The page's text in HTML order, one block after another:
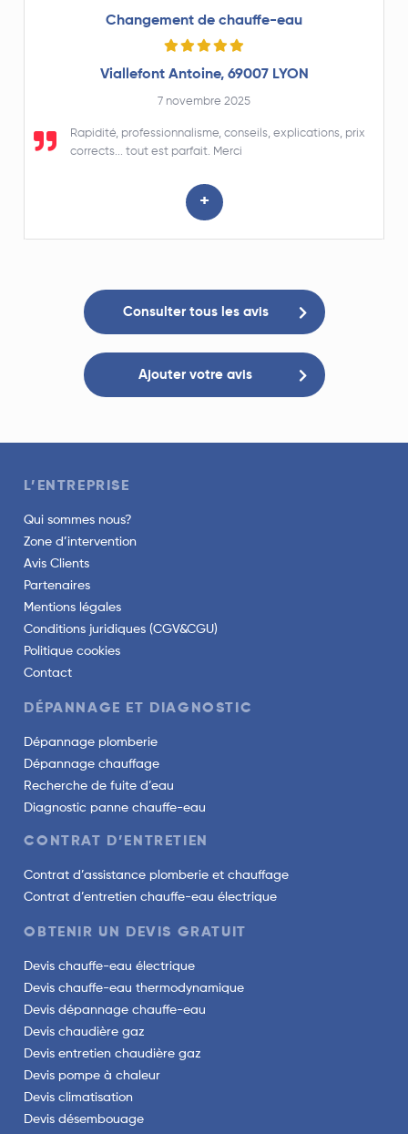
Changement de chauffe-eau
Viallefont Antoine, 69007 LYON
7 novembre 2025
Rapidité, professionnalisme, conseils, explications, prix
corrects... tout est parfait. Merci
+
Consulter tous les avis
Ajouter votre avis
L’ENTREPRISE
Qui sommes nous?
Zone d’intervention
Avis Clients
Partenaires
Mentions légales
Conditions juridiques (CGV&CGU)
Politique cookies
Contact
DÉPANNAGE ET DIAGNOSTIC
Dépannage plomberie
Dépannage chauffage
Recherche de fuite d’eau
Diagnostic panne chauffe-eau
CONTRAT D’ENTRETIEN
Contrat d’assistance plomberie et chauffage
Contrat d’entretien chauffe-eau électrique
OBTENIR UN DEVIS GRATUIT
Devis chauffe-eau électrique
Devis chauffe-eau thermodynamique
Devis dépannage chauffe-eau
Devis chaudière gaz
Devis entretien chaudière gaz
Devis pompe à chaleur
Devis climatisation
Devis désembouage